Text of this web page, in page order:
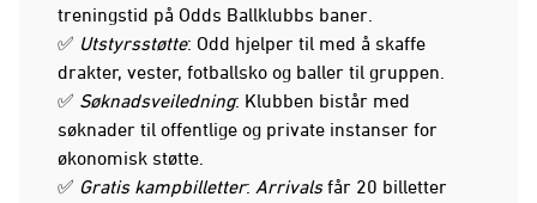
treningstid på Odds Ballklubbs baner.
✅ Utstyrsstøtte: Odd hjelper til med å skaffe
drakter, vester, fotballsko og baller til gruppen.
✅ Søknadsveiledning: Klubben bistår med
søknader til offentlige og private instanser for
økonomisk støtte.
✅ Gratis kampbilletter: Arrivalsfår 20 billetter